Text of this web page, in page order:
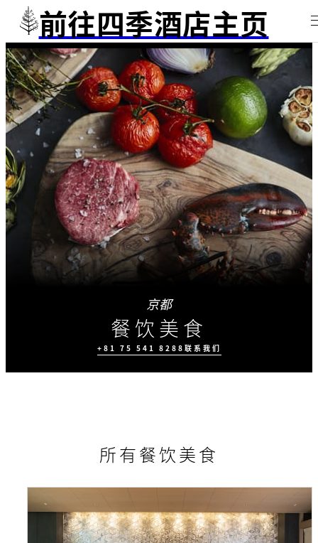
前往四季酒店主页
京都
餐饮美食
+81 75 541 8288 联系我们
所有餐饮美食 美食体验 活动
所有餐饮美食